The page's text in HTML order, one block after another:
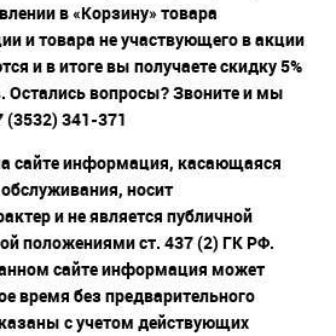
в «Корзину» товара
и товара не участвующего в акции
и в итоге вы получаете скидку 5%
Остались вопросы? Звоните и мы
(3532) 341-371
сайте информация, касающаяся
носит
и не является публичной
положениями ст. 437 (2) ГК РФ.
сайте информация может
время без предварительного
с учетом действующих